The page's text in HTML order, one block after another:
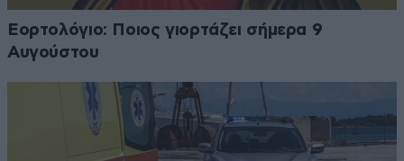
Εορτολόγιο: Ποιος γιορτάζει σήμερα 9
Αυγούστου